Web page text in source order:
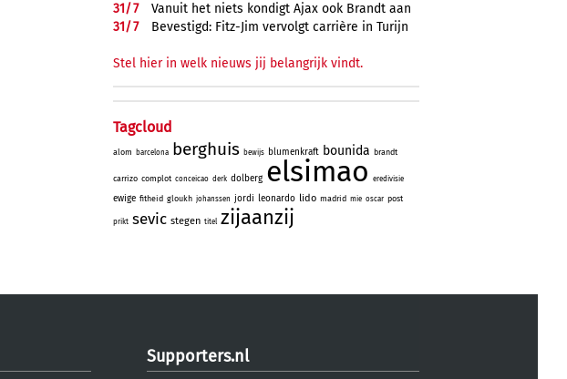
31/7
Vanuit het niets kondigt Ajax ook Brandt aan
31/7 Bevestigd: Fitz-Jim vervolgt carrière in Turijn
Stel hier in welk nieuws jij belangrijk vindt.
Tagcloud
alom barcelona berghuis bewijs blumenkraft bounida brandt
carrizo complot conceicao derk dolberg elsimao eredivisie
ewige fitheid gloukh johanssen jordi leonardo lido madrid mie oscar post
prikt sevic stegen titel zijaanzij
Supporters.nl